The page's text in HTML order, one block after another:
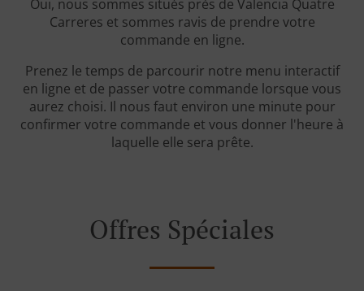
Oui, nous sommes situés près de Valencia Quatre
Carreres et sommes ravis de prendre votre
commande en ligne.
Prenez le temps de parcourir notre menu interactif
en ligne et de passer votre commande lorsque vous
aurez choisi. Il nous faut environ une minute pour
confirmer votre commande et vous donner l'heure à
laquelle elle sera prête.
Offres Spéciales